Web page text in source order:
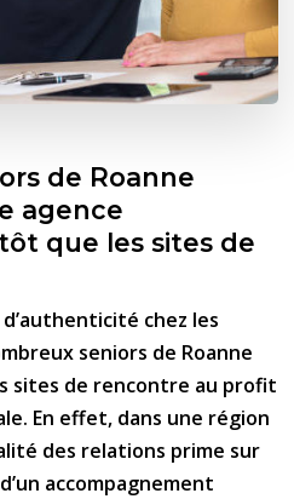
de Roanne
agence
que les sites de
chez les
seniors de Roanne
sites de rencontre au profit
En effet, dans une région
des relations prime sur
accompagnement